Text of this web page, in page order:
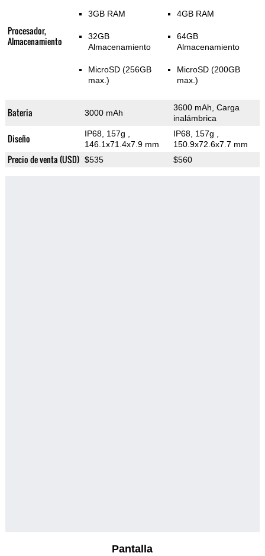
Procesador,
Almacenamiento
3GB RAM
32GB
Almacenamiento
MicroSD (256GB
max.)
4GB RAM
64GB
Almacenamiento
MicroSD (200GB
max.)
Bateria 3000 mAh
3600 mAh, Carga
inalámbrica
Diseño IP68, 157g
146.1x71.4x7.9 mm
IP68, 157g
150.9x72.6x7.7 mm
Precio de venta (USD) $535 $560
Pantalla